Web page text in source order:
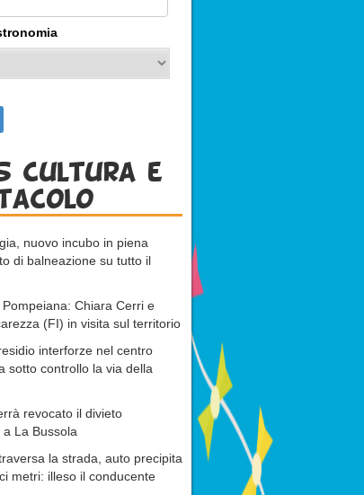
cultura e
nuovo incubo in piena
di balneazione su tutto il
Chiara Cerri e
(FI) in visita sul territorio
interforze nel centro
sotto controllo la via della
revocato il divieto
La Bussola
la strada, auto precipita
metri: illeso il conducente